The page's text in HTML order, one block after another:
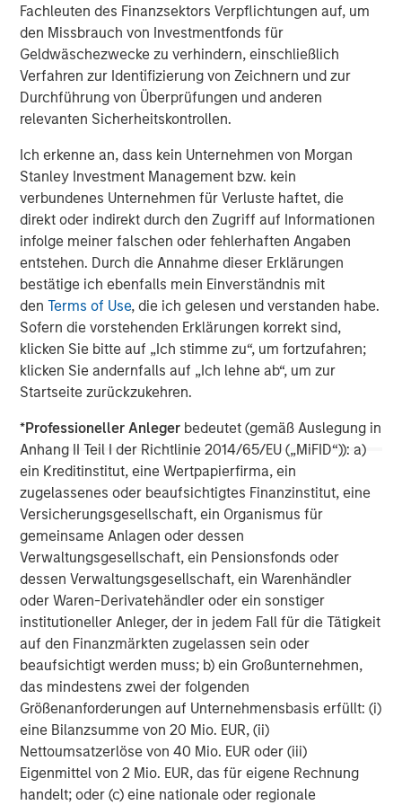
Fachleuten des Finanzsektors Verpflichtungen auf, um
den Missbrauch von Investmentfonds für
Geldwäschezwecke zu verhindern, einschließlich
Verfahren zur Identifizierung von Zeichnern und zur
Durchführung von Überprüfungen und anderen
relevanten Sicherheitskontrollen.
Ich erkenne an, dass kein Unternehmen von Morgan
Stanley Investment Management bzw. kein
verbundenes Unternehmen für Verluste haftet, die
direkt oder indirekt durch den Zugriff auf Informationen
infolge meiner falschen oder fehlerhaften Angaben
entstehen. Durch die Annahme dieser Erklärungen
bestätige ich ebenfalls mein Einverständnis mit
denTerms of Use, die ich gelesen und verstanden habe.
Sofern die vorstehenden Erklärungen korrekt sind,
klicken Sie bitte auf „Ich stimme zu“, um fortzufahren;
klicken Sie andernfalls auf „Ich lehne ab“, um zur
Startseite zurückzukehren.
*Professioneller Anleger bedeutet (gemäß Auslegung in
Anhang II Teil I der Richtlinie 2014/65/EU („MiFID“)): a)
ein Kreditinstitut, eine Wertpapierfirma, ein
zugelassenes oder beaufsichtigtes Finanzinstitut, eine
Versicherungsgesellschaft, ein Organismus für
gemeinsame Anlagen oder dessen
Verwaltungsgesellschaft, ein Pensionsfonds oder
dessen Verwaltungsgesellschaft, ein Warenhändler
oder Waren-Derivatehändler oder ein sonstiger
institutioneller Anleger, der in jedem Fall für die Tätigkeit
auf den Finanzmärkten zugelassen sein oder
beaufsichtigt werden muss; b) ein Großunternehmen,
das mindestens zwei der folgenden
Größenanforderungen auf Unternehmensbasis erfüllt: (i)
eine Bilanzsumme von 20 Mio. EUR, (ii)
Nettoumsatzerlöse von 40 Mio. EUR oder (iii)
Eigenmittel von 2 Mio. EUR, das für eigene Rechnung
handelt; oder (c) eine nationale oder regionale
Uday Tharar
Vice President
Vorgestellte Einblicke
The MSIM Quantitative Duration
Strategy Model: A Factor-Based
Approach to Managing Interest Rates
Anton Heese and Matas Vala explore the
Quantitative Duration Strategy Model, one of the
proprietary tools the team uses to enhance their
investment process, as it helps provide structure
and rigour with identifying and processing
relevant and important data.
05-AUG-2026